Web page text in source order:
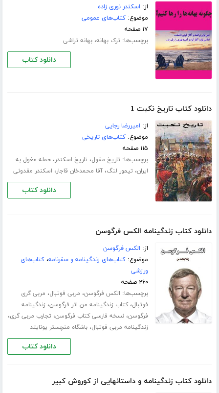
از: اسکندر نوری زاده
موضوع:کتاب‌های عمومی
۱۷ صفحه
برچسب‌ها: ترک بهانه،بهانه تراشی
دانلود کتاب
دانلود کتاب تاریخ نکبت 1
از: امیررضا رجایی
موضوع:کتاب‌های تاریخی
۱۱۵ صفحه
برچسب‌ها: تاریخ مغول، تاریخ اسکندر،حمله مغول به
ایران، تیمور لنگ،آقا محمدخان قاجار، اسکندر مقدونی
دانلود کتاب
دانلود کتاب زندگینامه الکس فرگوسن
از: الکس فرگوسن
موضوع:کتاب‌های زندگینامه و سفرنامه،کتاب‌های
ورزشی
۲۶۰ صفحه
برچسب‌ها: الکس فرگوسن، مربی فوتبال، مربی گری
فوتبال،کتاب زندگینامه من اثر فرگوسن، زندگینامه
فرگوسن،نسخه فارسی کتاب فرگوسن، تجارب مربی گری،
زندگینامه مربی فوتبال،باشگاه منچستر یونایتد
دانلود کتاب
دانلود کتاب زندگینامه و داستانهایی از کوروش کبیر